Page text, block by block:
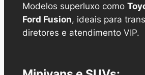
Modelos superluxo como
Ford Fusion, ideais para
diretores e atendimento VIP.